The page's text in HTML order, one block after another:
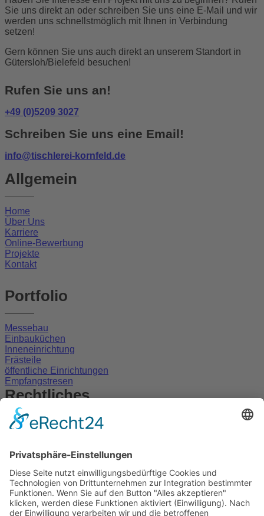
Sie uns direkt an oder schreiben Sie uns eine E-Mail und wir
werden uns schnellstmöglich mit Ihnen in Verbindung
setzen!
Gern können Sie uns auch direkt an unserem Standort in
Gütersloh/Bielefeld besuchen!
Rufen Sie uns an!
+49 (0)5209 3027
Schreiben Sie uns eine Email!
info@tischlerei-kornfeld.de
Allgemein
Home
Über Uns
Karriere
Online-Bewerbung
Projekte
Kontakt
Portfolio
Messebau
Einbauküchen
Inneneinrichtung
Frästeile
öffentliche Einrichtungen
Empfangstresen
Rechtliches
Impressum
Wir bilden aus!
© 2026TISCHLEREI FRANK KORNFELD- Website erstellt
von owl-vision-media.de